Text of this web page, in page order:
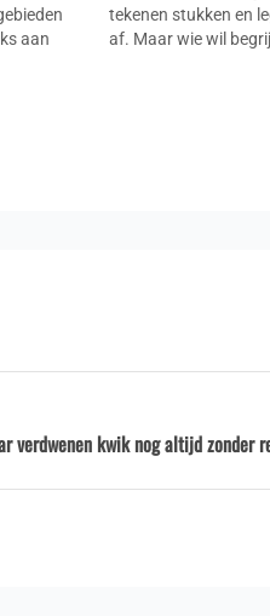
aan
tekenen stukken en
af. Maar wie wil
verdwenen kwik nog altijd zonder